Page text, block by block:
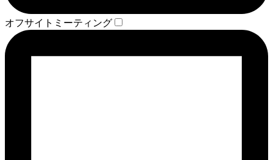
オフサイトミーティング